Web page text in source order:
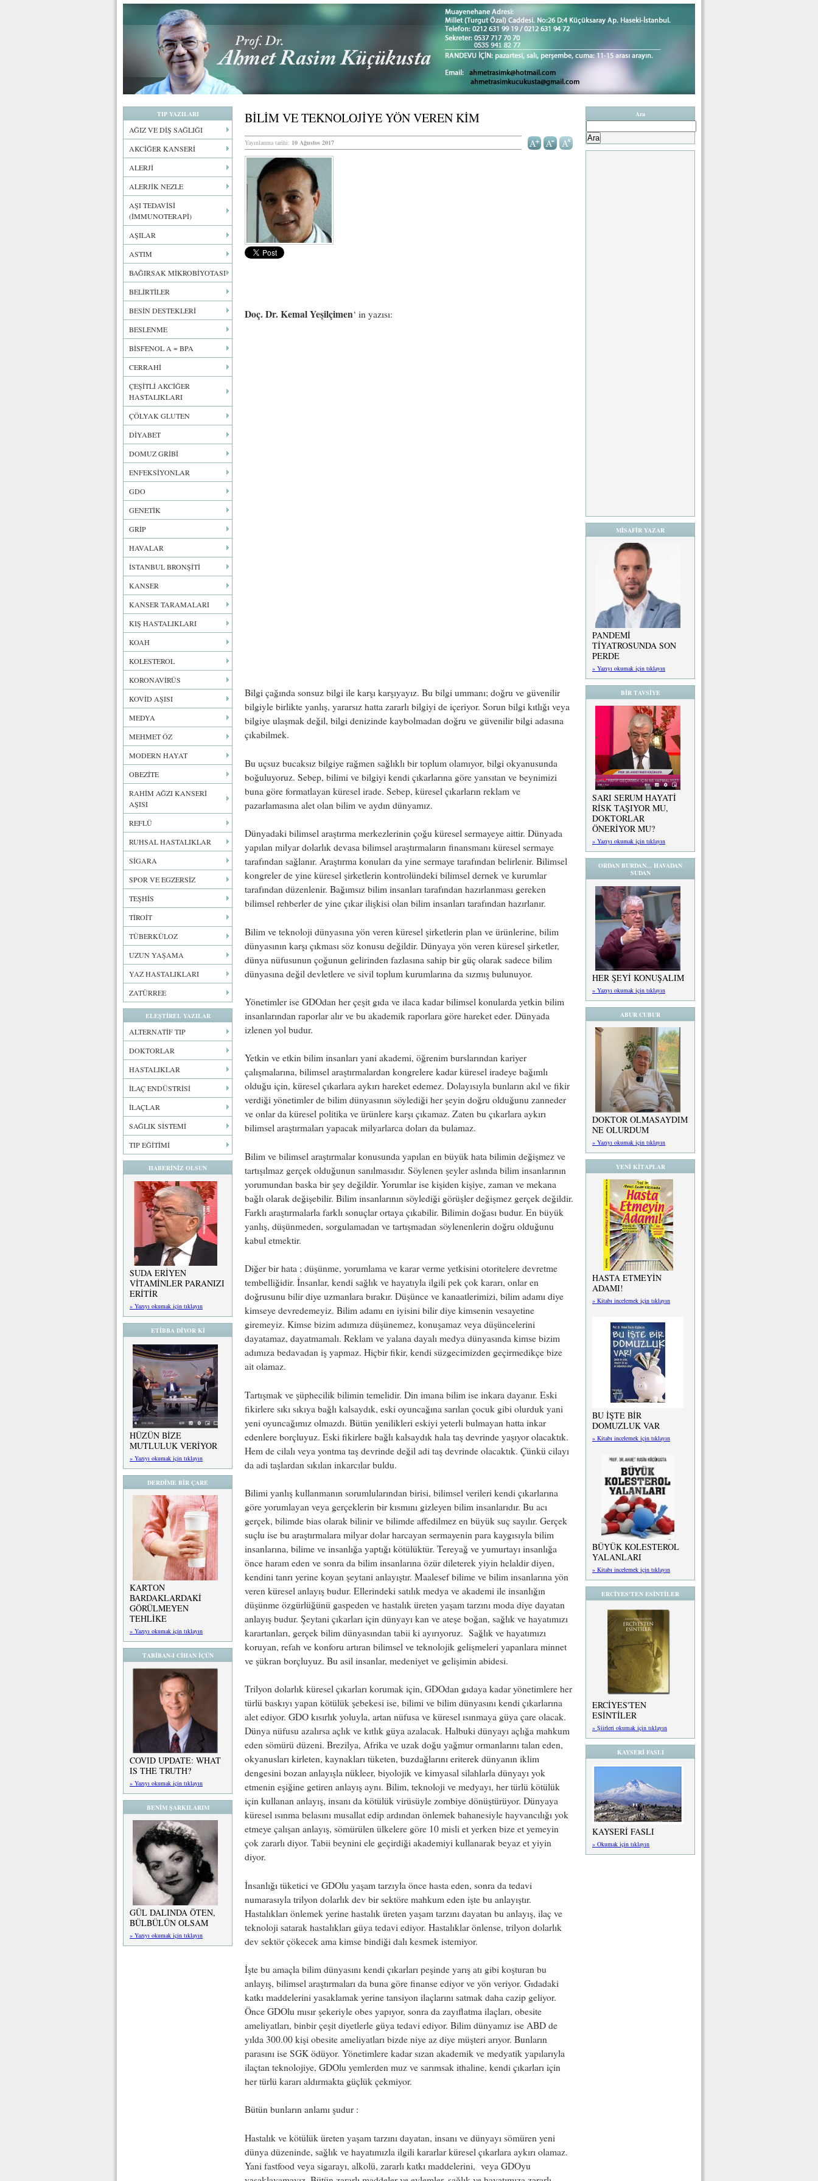
TIP YAZILARI
AĞIZ VE DİŞ SAĞLIĞI
AKCİĞER KANSERİ
ALERJİ
ALERJİK NEZLE
AŞI TEDAVİSİ
(İMMUNOTERAPİ)
AŞILAR
ASTIM
BAĞIRSAK MİKROBİYOTASI
BELİRTİLER
BESİN DESTEKLERİ
BESLENME
BİSFENOL A = BPA
CERRAHİ
ÇEŞİTLİ AKCİĞER
HASTALIKLARI
ÇÖLYAK GLUTEN
DİYABET
DOMUZ GRİBİ
ENFEKSİYONLAR
GDO
GENETİK
GRİP
HAVALAR
İSTANBUL BRONŞİTİ
KANSER
KANSER TARAMALARI
KIŞ HASTALIKLARI
KOAH
KOLESTEROL
KORONAVİRÜS
KOVİD AŞISI
MEDYA
MEHMET ÖZ
MODERN HAYAT
OBEZİTE
RAHİM AĞZI KANSERİ
AŞISI
REFLÜ
RUHSAL HASTALIKLAR
SİGARA
SPOR VE EGZERSİZ
TEŞHİS
TİROİT
TÜBERKÜLOZ
UZUN YAŞAMA
YAZ HASTALIKLARI
ZATÜRREE
ELEŞTİREL YAZILAR
ALTERNATİF TIP
DOKTORLAR
HASTALIKLAR
İLAÇ ENDÜSTRİSİ
İLAÇLAR
SAĞLIK SİSTEMİ
TIP EĞİTİMİ
HABERİNİZ OLSUN
SUDA ERİYEN
VİTAMİNLER PARANIZI
ERİTİR
» Yazıyı okumak için tıklayın
ETİBBA DİYOR Kİ
HÜZÜN BİZE
MUTLULUK VERİYOR
» Yazıyı okumak için tıklayın
DERDİME BİR ÇARE
KARTON
BARDAKLARDAKİ
GÖRÜLMEYEN
TEHLİKE
» Yazıyı okumak için tıklayın
TABİBAN-I CİHAN İÇÜN
COVID UPDATE: WHAT
IS THE TRUTH?
» Yazıyı okumak için tıklayın
BENİM ŞARKILARIM
GÜL DALINDA ÖTEN,
BÜLBÜLÜN OLSAM
» Yazıyı okumak için tıklayın
BİLİM VE TEKNOLOJİYE YÖN VEREN KİM
Yayınlanma tarihi: 10 Ağustos 2017
Doç. Dr. Kemal Yeşilçimen‘ in yazısı:
Bilgi çağında sonsuz bilgi ile karşı karşıyayız. Bu bilgi ummanı; doğru ve güvenilir
bilgiyle birlikte yanlış, yararsız hatta zararlı bilgiyi de içeriyor. Sorun bilgi kıtlığı veya
bilgiye ulaşmak değil, bilgi denizinde kaybolmadan doğru ve güvenilir bilgi adasına
çıkabilmek.
Bu uçsuz bucaksız bilgiye rağmen sağlıklı bir toplum olamıyor, bilgi okyanusunda
boğuluyoruz. Sebep, bilimi ve bilgiyi kendi çıkarlarına göre yansıtan ve beynimizi
buna göre formatlayan küresel irade. Sebep, küresel çıkarların reklam ve
pazarlamasına alet olan bilim ve aydın dünyamız.
Dünyadaki bilimsel araştırma merkezlerinin çoğu küresel sermayeye aittir. Dünyada
yapılan milyar dolarlık devasa bilimsel araştırmaların finansmanı küresel sermaye
tarafından sağlanır. Araştırma konuları da yine sermaye tarafından belirlenir. Bilimsel
kongreler de yine küresel şirketlerin kontrolündeki bilimsel dernek ve kurumlar
tarafından düzenlenir. Bağımsız bilim insanları tarafından hazırlanması gereken
bilimsel rehberler de yine çıkar ilişkisi olan bilim insanları tarafından hazırlanır.
Bilim ve teknoloji dünyasına yön veren küresel şirketlerin plan ve ürünlerine, bilim
dünyasının karşı çıkması söz konusu değildir. Dünyaya yön veren küresel şirketler,
dünya nüfusunun çoğunun gelirinden fazlasına sahip bir güç olarak sadece bilim
dünyasına değil devletlere ve sivil toplum kurumlarına da sızmış bulunuyor.
Yönetimler ise GDOdan her çeşit gıda ve ilaca kadar bilimsel konularda yetkin bilim
insanlarından raporlar alır ve bu akademik raporlara göre hareket eder. Dünyada
izlenen yol budur.
Yetkin ve etkin bilim insanları yani akademi, öğrenim burslarından kariyer
çalışmalarına, bilimsel araştırmalardan kongrelere kadar küresel iradeye bağımlı
olduğu için, küresel çıkarlara aykırı hareket edemez. Dolayısıyla bunların akıl ve fikir
verdiği yönetimler de bilim dünyasının söylediği her şeyin doğru olduğunu zanneder
ve onlar da küresel politika ve ürünlere karşı çıkamaz. Zaten bu çıkarlara aykırı
bilimsel araştırmaları yapacak milyarlarca doları da bulamaz.
Bilim ve bilimsel araştırmalar konusunda yapılan en büyük hata bilimin değişmez ve
tartışılmaz gerçek olduğunun sanılmasıdır. Söylenen şeyler aslında bilim insanlarının
yorumundan baska bir şey değildir. Yorumlar ise kişiden kişiye, zaman ve mekana
bağlı olarak değişebilir. Bilim insanlarının söylediği görüşler değişmez gerçek değildir.
Farklı araştırmalarla farklı sonuçlar ortaya çıkabilir. Bilimin doğası budur. En büyük
yanlış, düşünmeden, sorgulamadan ve tartışmadan söylenenlerin doğru olduğunu
kabul etmektir.
Diğer bir hata ; düşünme, yorumlama ve karar verme yetkisini otoritelere devretme
tembelliğidir. İnsanlar, kendi sağlık ve hayatıyla ilgili pek çok kararı, onlar en
doğrusunu bilir diye uzmanlara bırakır. Düşünce ve kanaatlerimizi, bilim adamı diye
kimseye devredemeyiz. Bilim adamı en iyisini bilir diye kimsenin vesayetine
giremeyiz. Kimse bizim adımıza düşünemez, konuşamaz veya düşüncelerini
dayatamaz, dayatmamalı. Reklam ve yalana dayalı medya dünyasında kimse bizim
adımıza bedavadan iş yapmaz. Hiçbir fikir, kendi süzgecimizden geçirmedikçe bize
ait olamaz.
Tartışmak ve şüphecilik bilimin temelidir. Din imana bilim ise inkara dayanır. Eski
fikirlere sıkı sıkıya bağlı kalsaydık, eski oyuncağına sarılan çocuk gibi olurduk yani
yeni oyuncağımız olmazdı. Bütün yenilikleri eskiyi yeterli bulmayan hatta inkar
edenlere borçluyuz. Eski fikirlere bağlı kalsaydık hala taş devrinde yaşıyor olacaktık.
Hem de cilalı veya yontma taş devrinde değil adi taş devrinde olacaktık. Çünkü cilayı
da adi taşlardan sıkılan inkarcılar buldu.
Bilimi yanlış kullanmanın sorumlularından birisi, bilimsel verileri kendi çıkarlarına
göre yorumlayan veya gerçeklerin bir kısmını gizleyen bilim insanlarıdır. Bu acı
gerçek, bilimde bias olarak bilinir ve bilimde affedilmez en büyük suç sayılır. Gerçek
suçlu ise bu araştırmalara milyar dolar harcayan sermayenin para kaygısıyla bilim
insanlarına, bilime ve insanlığa yaptığı kötülüktür. Tereyağ ve yumurtayı insanlığa
önce haram eden ve sonra da bilim insanlarına özür dileterek yiyin helaldir diyen,
kendini tanrı yerine koyan şeytani anlayıştır. Maalesef bilime ve bilim insanlarına yön
veren küresel anlayış budur. Ellerindeki satılık medya ve akademi ile insanlığın
düşünme özgürlüğünü gaspeden ve hastalık üreten yaşam tarzını moda diye dayatan
anlayış budur. Şeytani çıkarları için dünyayı kan ve ateşe boğan, sağlık ve hayatımızı
karartanları, gerçek bilim dünyasından tabii ki ayırıyoruz. Sağlık ve hayatımızı
koruyan, refah ve konforu artıran bilimsel ve teknolojik gelişmeleri yapanlara minnet
ve şükran borçluyuz. Bu asil insanlar, medeniyet ve gelişimin abidesi.
Trilyon dolarlık küresel çıkarları korumak için, GDOdan gıdaya kadar yönetimlere her
türlü baskıyı yapan kötülük şebekesi ise, bilimi ve bilim dünyasını kendi çıkarlarına
alet ediyor. GDO kısırlık yoluyla, artan nüfusa ve küresel ısınmaya güya çare olacak.
Dünya nüfusu azalırsa açlık ve kıtlık güya azalacak. Halbuki dünyayı açlığa mahkum
eden sömürü düzeni. Brezilya, Afrika ve uzak doğu yağmur ormanlarını talan eden,
okyanusları kirleten, kaynakları tüketen, buzdağlarını eriterek dünyanın iklim
dengesini bozan anlayışla nükleer, biyolojik ve kimyasal silahlarla dünyayı yok
etmenin eşiğine getiren anlayış aynı. Bilim, teknoloji ve medyayı, her türlü kötülük
için kullanan anlayış, insanı da kötülük virüsüyle zombiye dönüştürüyor. Dünyaya
küresel ısınma belasını musallat edip ardından önlemek bahanesiyle hayvancılığı yok
etmeye çalışan anlayış, sömürülen ülkelere göre 10 misli et yerken bize et yemeyin
çok zararlı diyor. Tabii beynini ele geçirdiği akademiyi kullanarak beyaz et yiyin
diyor.
İnsanlığı tüketici ve GDOlu yaşam tarzıyla önce hasta eden, sonra da tedavi
numarasıyla trilyon dolarlık dev bir sektöre mahkum eden işte bu anlayıştır.
Hastalıkları önlemek yerine hastalık üreten yaşam tarzını dayatan bu anlayış, ilaç ve
teknoloji satarak hastalıkları güya tedavi ediyor. Hastalıklar önlense, trilyon dolarlık
dev sektör çökecek ama kimse bindiği dalı kesmek istemiyor.
İşte bu amaçla bilim dünyasını kendi çıkarları peşinde yarış atı gibi koşturan bu
anlayış, bilimsel araştırmaları da buna göre finanse ediyor ve yön veriyor. Gıdadaki
katkı maddelerini yasaklamak yerine tansiyon ilaçlarını satmak daha cazip geliyor.
Önce GDOlu mısır şekeriyle obes yapıyor, sonra da zayıflatma ilaçları, obesite
ameliyatları, binbir çeşit diyetlerle güya tedavi ediyor. Bilim dünyamız ise ABD de
yılda 300.00 kişi obesite ameliyatları bizde niye az diye müşteri arıyor. Bunların
parasını ise SGK ödüyor. Yönetimlere kadar sızan akademik ve medyatik yapılarıyla
ilaçtan teknolojiye, GDOlu yemlerden muz ve sarımsak ithaline, kendi çıkarları için
her türlü kararı aldırmakta güçlük çekmiyor.
Bütün bunların anlamı şudur :
Hastalık ve kötülük üreten yaşam tarzını dayatan, insanı ve dünyayı sömüren yeni
dünya düzeninde, sağlık ve hayatımızla ilgili kararlar küresel çıkarlara aykırı olamaz.
Yani fastfood veya sigarayı, alkolü, zararlı katkı maddelerini, veya GDOyu
Ara
MİSAFİR YAZAR
PANDEMİ
TİYATROSUNDA SON
PERDE
» Yazıyı okumak için tıklayın
BİR TAVSİYE
SARI SERUM HAYATİ
RİSK TAŞIYOR MU,
DOKTORLAR
ÖNERİYOR MU?
» Yazıyı okumak için tıklayın
ORDAN BURDAN... HAVADAN
SUDAN
HER ŞEYİ KONUŞALIM
» Yazıyı okumak için tıklayın
ABUR CUBUR
DOKTOR OLMASAYDIM
NE OLURDUM
» Yazıyı okumak için tıklayın
YENİ KİTAPLAR
HASTA ETMEYİN
ADAMI!
» Kitabı incelemek için tıklayın
BU İŞTE BİR
DOMUZLUK VAR
» Kitabı incelemek için tıklayın
BÜYÜK KOLESTEROL
YALANLARI
» Kitabı incelemek için tıklayın
ERCİYES'TEN ESİNTİLER
ERCİYES'TEN
ESİNTİLER
» Şiirleri okumak için tıklayın
KAYSERİ FASLI
KAYSERİ FASLI
» Okumak için tıklayın